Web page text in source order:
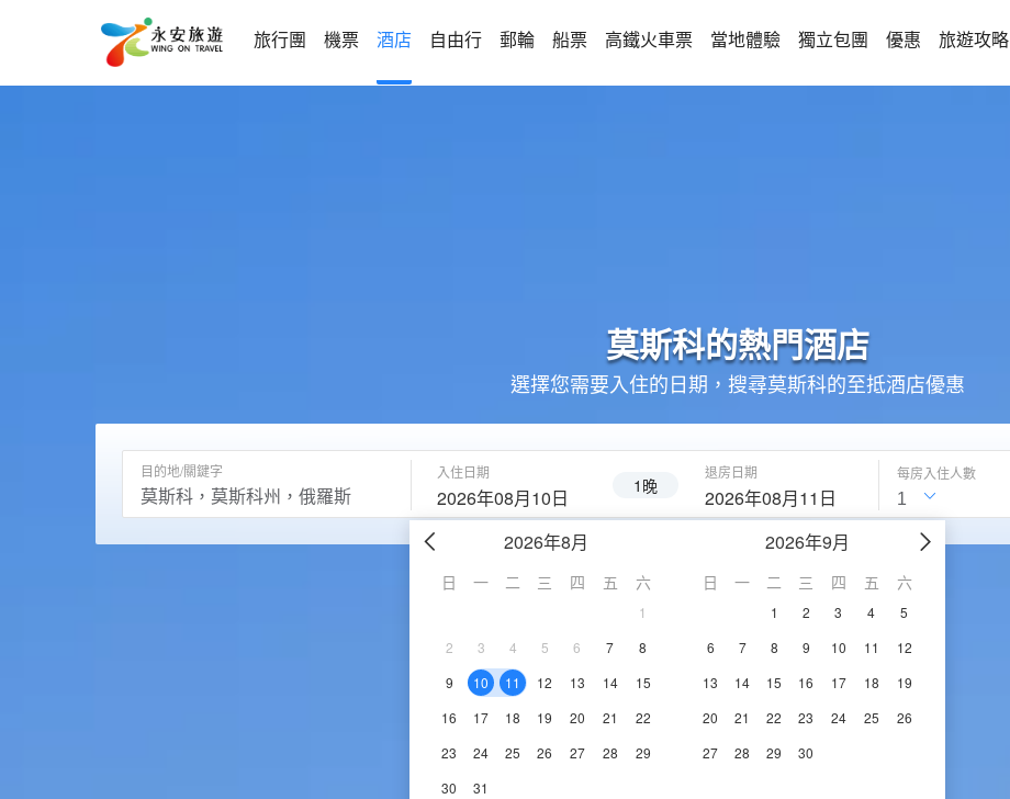
旅行團 機票 酒店 自由行 郵輪 船票 高鐵火車票 當地體驗 獨立包團 優惠 旅遊攻略
莫斯科的熱門酒店
選擇您需要入住的日期，搜尋莫斯科的至抵酒店優惠
目的地/關鍵字 入住日期
2026年08月10日 1晚
退房日期
2026年08月11日
2026年8月
日 一 二 三 四 五 六
1
2
3 4 5 6 7
8
9
10 11 12 13 14
15
16
17 18 19 20 21
22
23
24 25 26 27 28
29
30
31
2026年9月
日 一 二 三 四 五 六
1 2 3 4
5
6
7 8 9 10 11
12
13
14 15 16 17 18
19
20
21 22 23 24 25
26
27
28 29 30
每房入住人數